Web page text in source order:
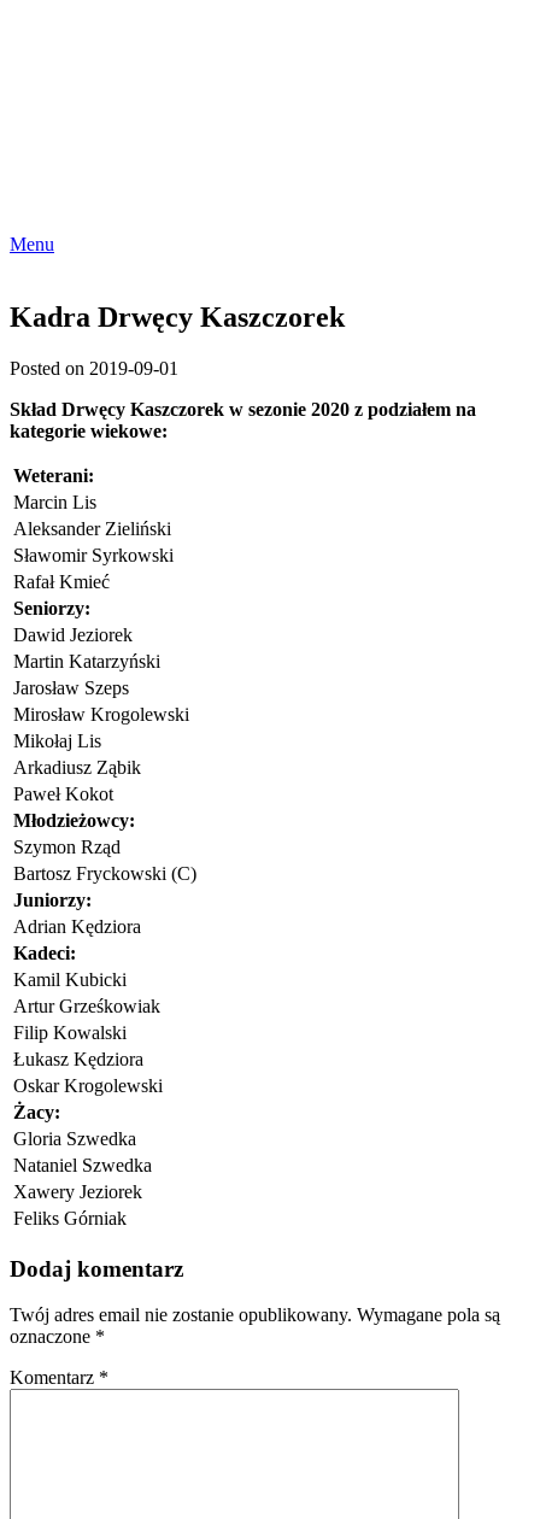
Menu
Kadra Drwęcy Kaszczorek
Posted on 2019-09-01
Skład Drwęcy Kaszczorek w sezonie 2020 z podziałem na
kategorie wiekowe:
Weterani:
Marcin Lis
Aleksander Zieliński
Sławomir Syrkowski
Rafał Kmieć
Seniorzy:
Dawid Jeziorek
Martin Katarzyński
Jarosław Szeps
Mirosław Krogolewski
Mikołaj Lis
Arkadiusz Ząbik
Paweł Kokot
Młodzieżowcy:
Szymon Rząd
Bartosz Fryckowski (C)
Juniorzy:
Adrian Kędziora
Kadeci:
Kamil Kubicki
Artur Grześkowiak
Filip Kowalski
Łukasz Kędziora
Oskar Krogolewski
Żacy:
Gloria Szwedka
Nataniel Szwedka
Xawery Jeziorek
Feliks Górniak
Dodaj komentarz
Twój adres email nie zostanie opublikowany. Wymagane pola są
oznaczone *
Komentarz *